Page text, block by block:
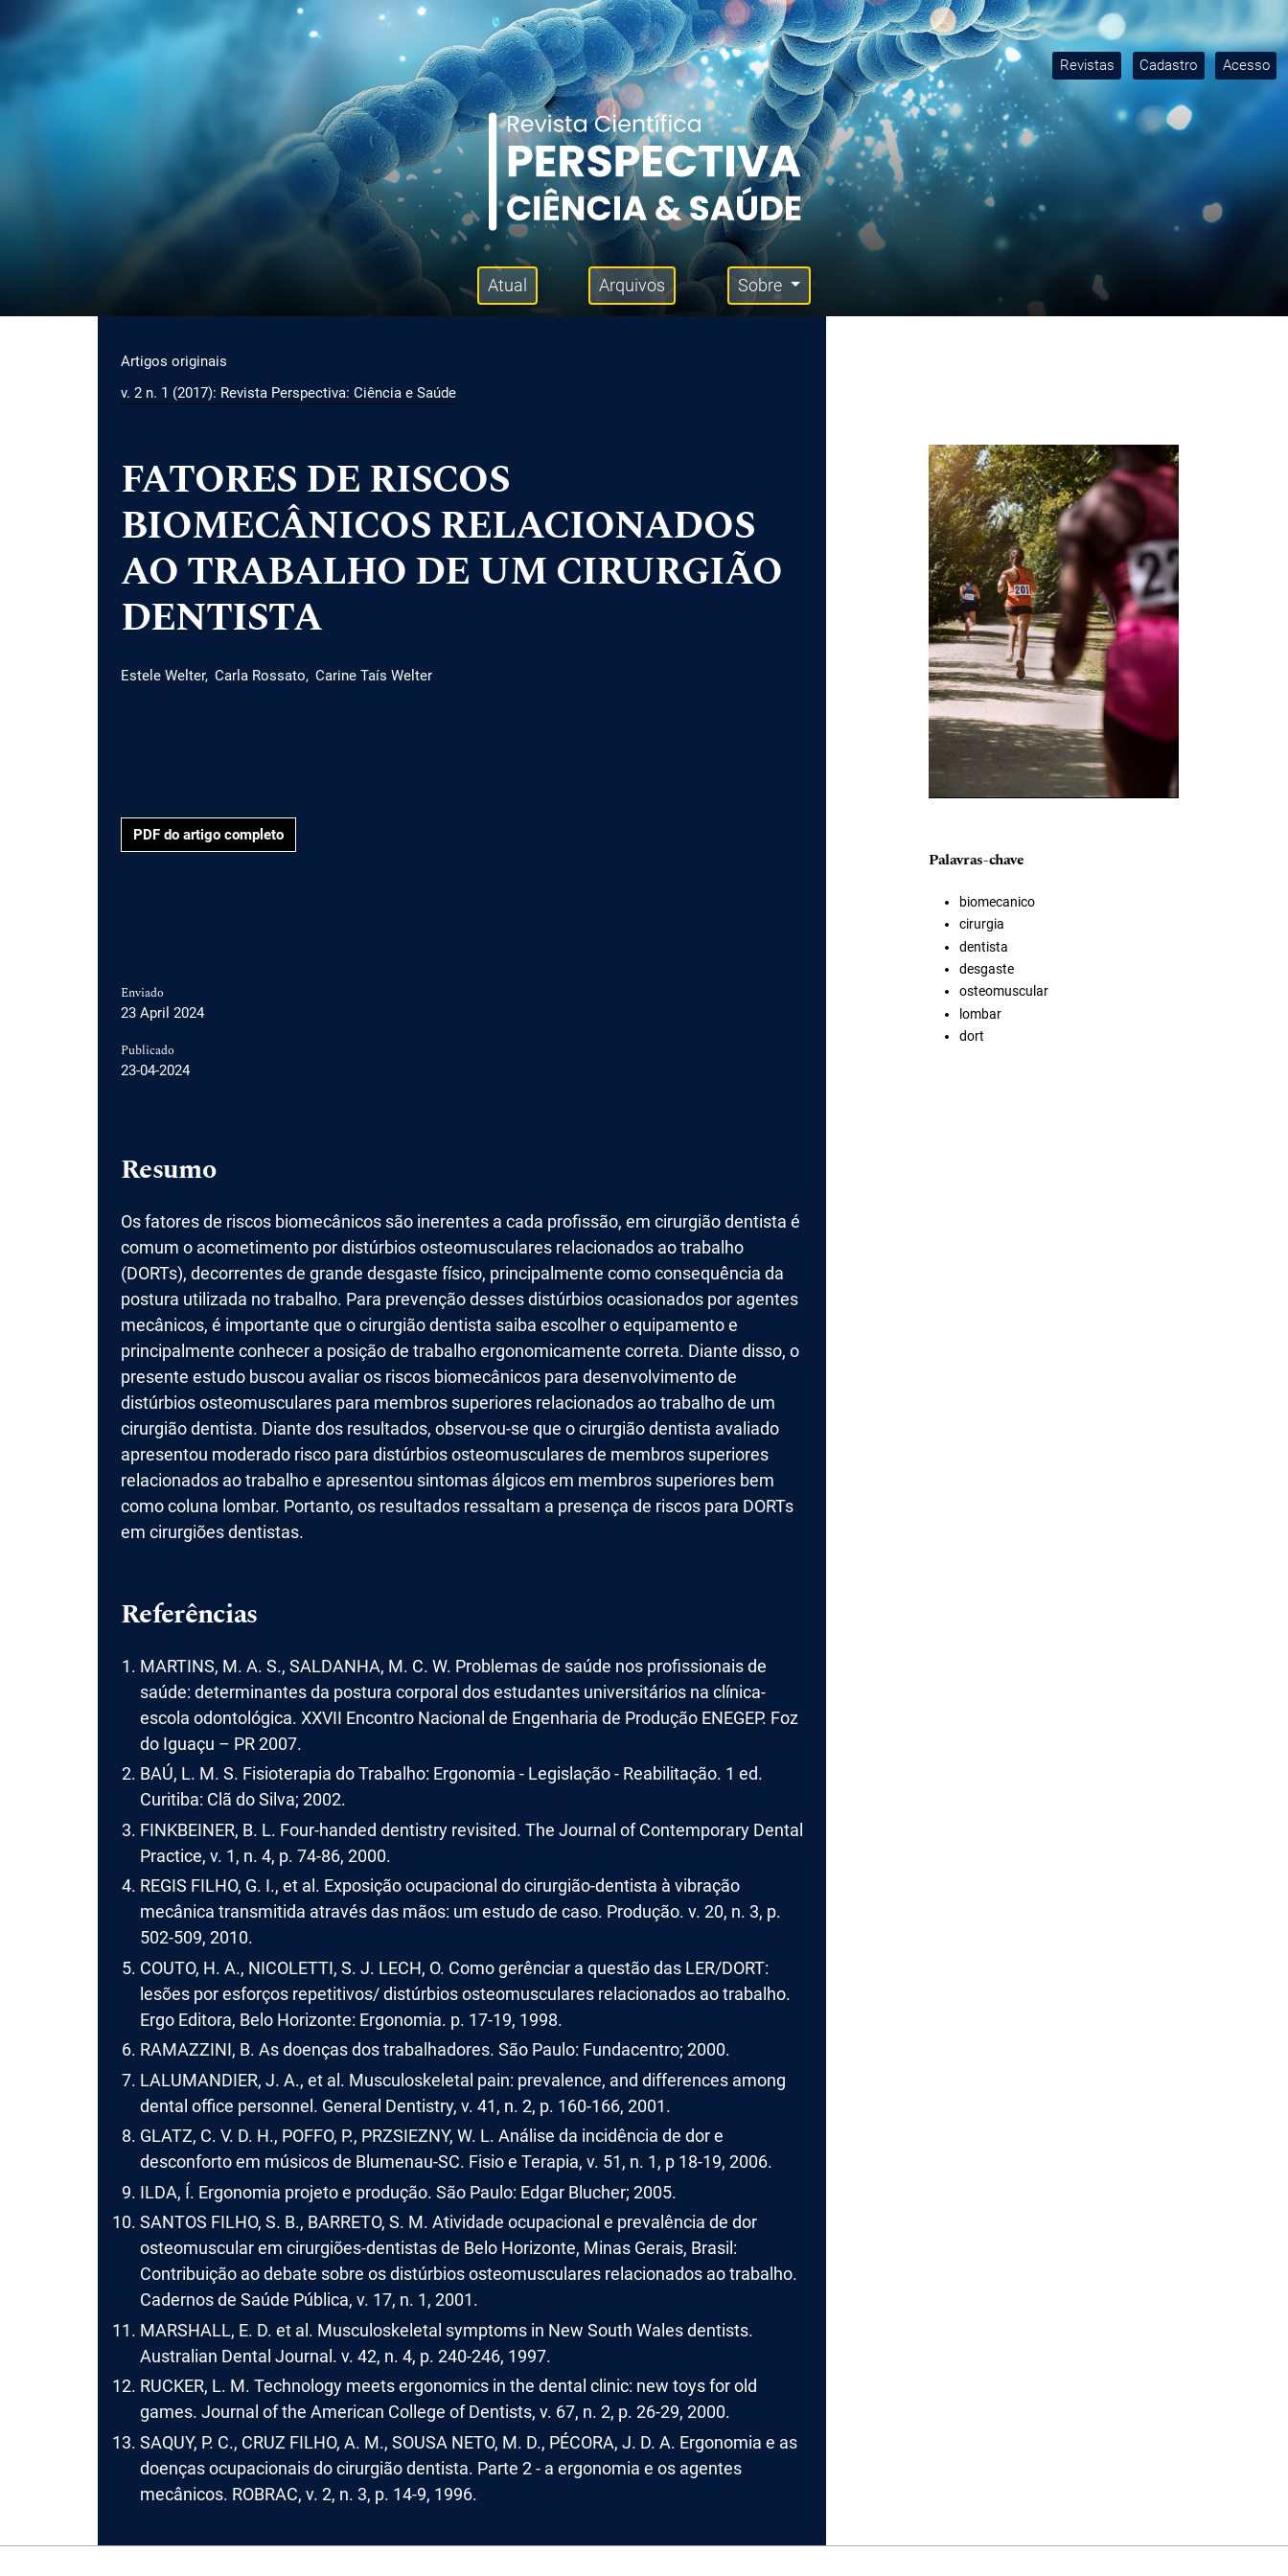
Ir para o menu de navegação principal
Ir para o conteúdo principal
Ir para o rodapé
Revistas Cadastro Acesso
Menu principal Atual Arquivos Sobre
Artigos originais
v. 2 n. 1 (2017): Revista Perspectiva: Ciência e Saúde
FATORES DE RISCOS
BIOMECÂNICOS RELACIONADOS
AO TRABALHO DE UM CIRURGIÃO
DENTISTA
Estele Welter Carla Rossato Carine Taís Welter
PDF do artigo completo
Enviado
23 April 2024
Publicado
23-04-2024
Resumo
Os fatores de riscos biomecânicos são inerentes a cada profissão, em cirurgião dentista é
comum o acometimento por distúrbios osteomusculares relacionados ao trabalho
(DORTs), decorrentes de grande desgaste físico, principalmente como consequência da
postura utilizada no trabalho. Para prevenção desses distúrbios ocasionados por agentes
mecânicos, é importante que o cirurgião dentista saiba escolher o equipamento e
principalmente conhecer a posição de trabalho ergonomicamente correta. Diante disso, o
presente estudo buscou avaliar os riscos biomecânicos para desenvolvimento de
distúrbios osteomusculares para membros superiores relacionados ao trabalho de um
cirurgião dentista. Diante dos resultados, observou-se que o cirurgião dentista avaliado
apresentou moderado risco para distúrbios osteomusculares de membros superiores
relacionados ao trabalho e apresentou sintomas álgicos em membros superiores bem
como coluna lombar. Portanto, os resultados ressaltam a presença de riscos para DORTs
em cirurgiões dentistas.
Referências
MARTINS, M. A. S., SALDANHA, M. C. W. Problemas de saúde nos profissionais de
saúde: determinantes da postura corporal dos estudantes universitários na clínica-
escola odontológica. XXVII Encontro Nacional de Engenharia de Produção ENEGEP. Foz
do Iguaçu – PR 2007.
BAÚ, L. M. S. Fisioterapia do Trabalho: Ergonomia - Legislação - Reabilitação. 1 ed.
Curitiba: Clã do Silva; 2002.
FINKBEINER, B. L. Four-handed dentistry revisited. The Journal of Contemporary Dental
Practice, v. 1, n. 4, p. 74-86, 2000.
REGIS FILHO, G. I., et al. Exposição ocupacional do cirurgião-dentista à vibração
mecânica transmitida através das mãos: um estudo de caso. Produção. v. 20, n. 3, p.
502-509, 2010.
COUTO, H. A., NICOLETTI, S. J. LECH, O. Como gerênciar a questão das LER/DORT:
lesões por esforços repetitivos/ distúrbios osteomusculares relacionados ao trabalho.
Ergo Editora, Belo Horizonte: Ergonomia. p. 17-19, 1998.
RAMAZZINI, B. As doenças dos trabalhadores. São Paulo: Fundacentro; 2000.
LALUMANDIER, J. A., et al. Musculoskeletal pain: prevalence, and differences among
dental office personnel. General Dentistry, v. 41, n. 2, p. 160-166, 2001.
GLATZ, C. V. D. H., POFFO, P., PRZSIEZNY, W. L. Análise da incidência de dor e
desconforto em músicos de Blumenau-SC. Fisio e Terapia, v. 51, n. 1, p 18-19, 2006.
ILDA, Í. Ergonomia projeto e produção. São Paulo: Edgar Blucher; 2005.
SANTOS FILHO, S. B., BARRETO, S. M. Atividade ocupacional e prevalência de dor
osteomuscular em cirurgiões-dentistas de Belo Horizonte, Minas Gerais, Brasil:
Contribuição ao debate sobre os distúrbios osteomusculares relacionados ao trabalho.
Cadernos de Saúde Pública, v. 17, n. 1, 2001.
MARSHALL, E. D. et al. Musculoskeletal symptoms in New South Wales dentists.
Australian Dental Journal. v. 42, n. 4, p. 240-246, 1997.
RUCKER, L. M. Technology meets ergonomics in the dental clinic: new toys for old
games. Journal of the American College of Dentists, v. 67, n. 2, p. 26-29, 2000.
SAQUY, P. C., CRUZ FILHO, A. M., SOUSA NETO, M. D., PÉCORA, J. D. A. Ergonomia e as
doenças ocupacionais do cirurgião dentista. Parte 2 - a ergonomia e os agentes
mecânicos. ROBRAC, v. 2, n. 3, p. 14-9, 1996.
Imagem de capa
Palavras-chave
biomecanico
cirurgia
dentista
desgaste
osteomuscular
lombar
dort